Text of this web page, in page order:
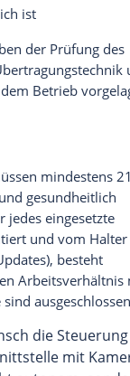
Betreiber
Fahrzeug
einholen.
.
das